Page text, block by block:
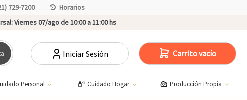
729-7200
Horarios
Viernes 07/ago de 10:00 a 11:00 hs
Iniciar Sesión Carrito vacío
Personal Cuidado Hogar Producción Propia